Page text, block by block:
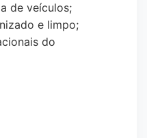
de veículos;
e limpo;
do